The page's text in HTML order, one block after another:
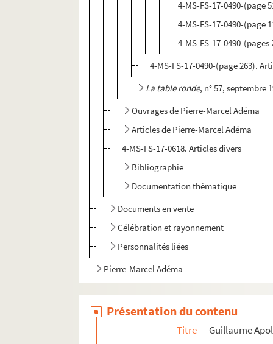
4-MS-FS-17-0490-(page
4-MS-FS-17-0490-(page
4-MS-FS-17-0490-(pages
4-MS-FS-17-0490-(page 263).
La table ronde, n° 57, septembre
Ouvrages de Pierre-Marcel Adéma
Articles de Pierre-Marcel Adéma
4-MS-FS-17-0618. Articles divers
Bibliographie
Documentation thématique
Documents en vente
Célébration et rayonnement
Personnalités liées
Pierre-Marcel Adéma
Présentation du contenu
Titre Guillaume